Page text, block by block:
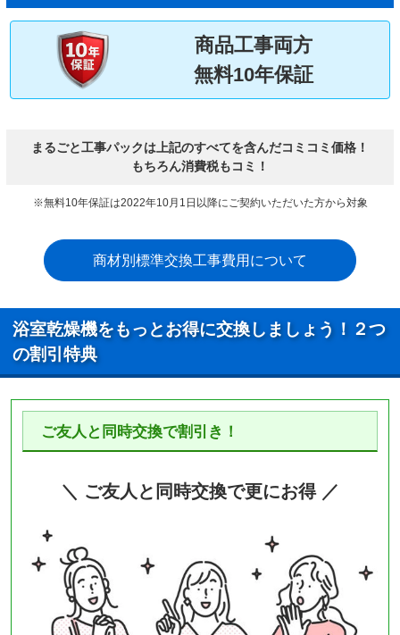
商品工事両方
無料10年保証
まるごと工事パックは上記のすべてを含んだコミコミ価格！
もちろん消費税もコミ！
※無料10年保証は2022年10月1日以降にご契約いただいた方から対象
商材別標準交換工事費用について
浴室乾燥機をもっとお得に交換しましょう！２つ
の割引特典
ご友人と同時交換で割引き！
＼ ご友人と同時交換で更にお得 ／